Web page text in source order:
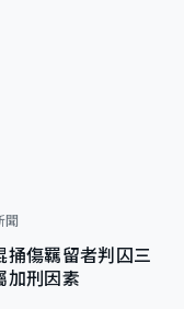
聞
捅傷羈留者判囚三
刑因素